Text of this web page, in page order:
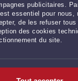
publicitaires.
essentiel pour nous,
de les refuser tous
des cookies
du site.